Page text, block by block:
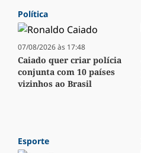
Política
07/08/2026 às 17:48
Caiado quer criar polícia
conjunta com 10 países
vizinhos ao Brasil
Esporte